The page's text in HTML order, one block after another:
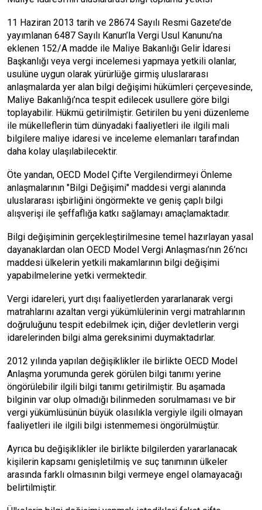
11 Haziran 2013 tarih ve 28674 Sayılı Resmi Gazete’de
yayımlanan 6487 Sayılı Kanun’la Vergi Usul Kanunu’na
eklenen 152/A madde ile Maliye Bakanlığı Gelir İdaresi
Başkanlığı veya vergi incelemesi yapmaya yetkili olanlar,
usulüne uygun olarak yürürlüğe girmiş uluslararası
anlaşmalarda yer alan bilgi değişimi hükümleri çerçevesinde,
Maliye Bakanlığı’nca tespit edilecek usullere göre bilgi
toplayabilir. Hükmü getirilmiştir. Getirilen bu yeni düzenleme
ile mükelleflerin tüm dünyadaki faaliyetleri ile ilgili mali
bilgilere maliye idaresi ve inceleme elemanları tarafından
daha kolay ulaşılabilecektir.
Öte yandan, OECD Model Çifte Vergilendirmeyi Önleme
anlaşmalarının "Bilgi Değişimi" maddesi vergi alanında
uluslararası işbirliğini öngörmekte ve geniş çaplı bilgi
alışverişi ile şeffaflığa katkı sağlamayı amaçlamaktadır.
Bilgi değişiminin gerçekleştirilmesine temel hazırlayan yasal
dayanaklardan olan OECD Model Vergi Anlaşması’nın 26’ncı
maddesi ülkelerin yetkili makamlarının bilgi değişimi
yapabilmelerine yetki vermektedir.
Vergi idareleri, yurt dışı faaliyetlerden yararlanarak vergi
matrahlarını azaltan vergi yükümlülerinin vergi matrahlarının
doğruluğunu tespit edebilmek için, diğer devletlerin vergi
idarelerinden bilgi alma gereksinimi duymaktadırlar.
2012 yılında yapılan değişiklikler ile birlikte OECD Model
Anlaşma yorumunda gerek görülen bilgi tanımı yerine
öngörülebilir ilgili bilgi tanımı getirilmiştir. Bu aşamada
bilginin var olup olmadığı bilinmeden sorulmaması ve bir
vergi yükümlüsünün büyük olasılıkla vergiyle ilgili olmayan
faaliyetleri ile ilgili bilgi istenmemesi öngörülmüştür.
Ayrıca bu değişiklikler ile birlikte bilgilerden yararlanacak
kişilerin kapsamı genişletilmiş ve suç tanımının ülkeler
arasında farklı olmasının bilgi vermeye engel olamayacağı
belirtilmiştir.